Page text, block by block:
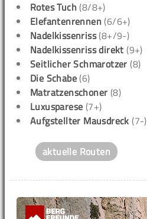
Rotes Tuch (8/8+)
Elefantenrennen (6/6+)
Nadelkissenriss(8+/9-)
Nadelkissenriss direkt (9+)
Seitlicher Schmarotzer (8)
Die Schabe (6)
Matratzenschoner (8)
Luxusparese (7+)
Aufgstellter Mausdreck (7-)
aktuelle Routen